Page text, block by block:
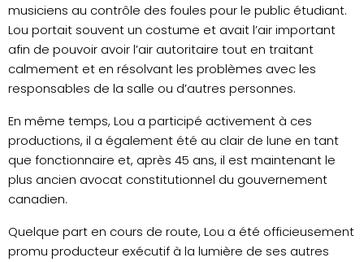
musiciens au contrôle des foules pour le public étudiant.
Lou portait souvent un costume et avait l’air important
afin de pouvoir avoir l’air autoritaire tout en traitant
calmement et en résolvant les problèmes avec les
responsables de la salle ou d’autres personnes.
En même temps, Lou a participé activement à ces
productions, il a également été au clair de lune en tant
que fonctionnaire et, après 45 ans, il est maintenant le
plus ancien avocat constitutionnel du gouvernement
canadien.
Quelque part en cours de route, Lou a été officieusement
promu producteur exécutif à la lumière de ses autres